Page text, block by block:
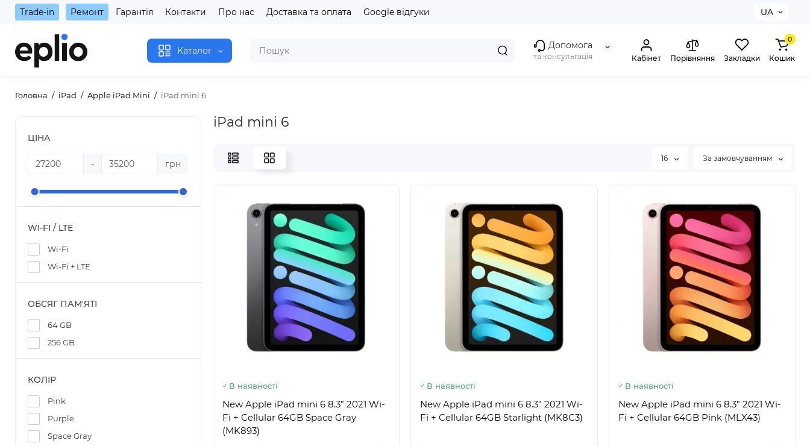
Trade-in Ремонт Гарантія Контакти Про нас Доставка та оплата Google відгуки UA
Каталог Допомога
та консультація Кабінет Порівняння Закладки
0
Кошик
Головна iPad Apple iPad Mini iPad mini 6
ЦІНА
- грн
WI-FI / LTE
Wi-Fi
Wi-Fi + LTE
ОБСЯГ ПАМ'ЯТІ
64 GB
256 GB
КОЛІР
Pink
Purple
Space Gray
iPad mini 6
16 За замовчуванням
В наявності
New Apple iPad mini 6 8.3" 2021 Wi-
Fi + Cellular 64GB Space Gray
(MK893)
В наявності
New Apple iPad mini 6 8.3" 2021 Wi-
Fi + Cellular 64GB Starlight (MK8C3)
В наявності
New Apple iPad mini 6 8.3" 2021 Wi-
Fi + Cellular 64GB Pink (MLX43)